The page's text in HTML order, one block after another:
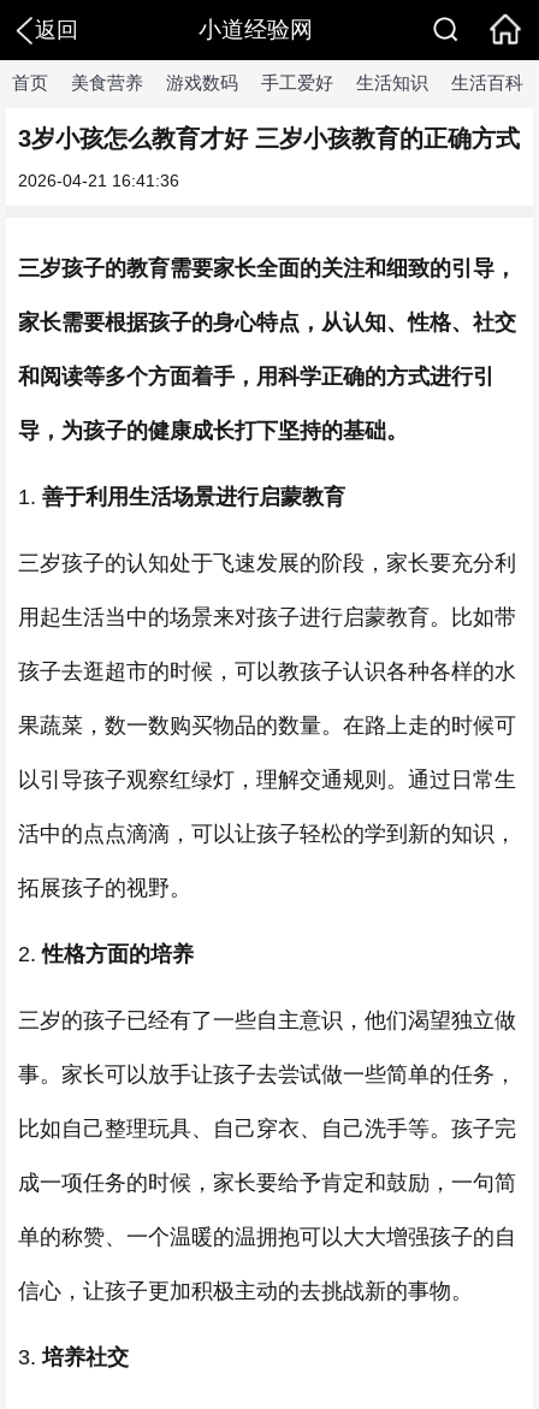
返回 小道经验网
首页 美食营养 游戏数码 手工爱好 生活知识 生活百科
3岁小孩怎么教育才好 三岁小孩教育的正确方式
2026-04-21 16:41:36
三岁孩子的教育需要家长全面的关注和细致的引导，
家长需要根据孩子的身心特点，从认知、性格、社交
和阅读等多个方面着手，用科学正确的方式进行引
导，为孩子的健康成长打下坚持的基础。
1. 善于利用生活场景进行启蒙教育
三岁孩子的认知处于飞速发展的阶段，家长要充分利
用起生活当中的场景来对孩子进行启蒙教育。比如带
孩子去逛超市的时候，可以教孩子认识各种各样的水
果蔬菜，数一数购买物品的数量。在路上走的时候可
以引导孩子观察红绿灯，理解交通规则。通过日常生
活中的点点滴滴，可以让孩子轻松的学到新的知识，
拓展孩子的视野。
2.性格方面的培养
三岁的孩子已经有了一些自主意识，他们渴望独立做
事。家长可以放手让孩子去尝试做一些简单的任务，
比如自己整理玩具、自己穿衣、自己洗手等。孩子完
成一项任务的时候，家长要给予肯定和鼓励，一句简
单的称赞、一个温暖的温拥抱可以大大增强孩子的自
信心，让孩子更加积极主动的去挑战新的事物。
3.培养社交